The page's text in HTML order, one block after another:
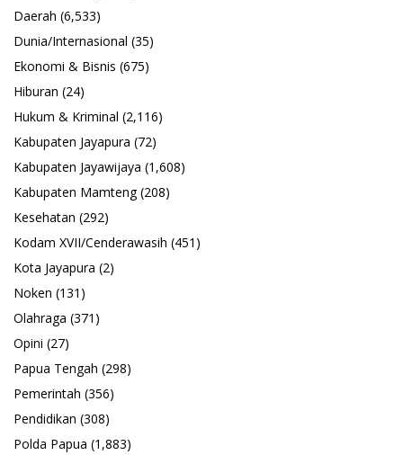
Daerah (6,533)
Dunia/Internasional (35)
Ekonomi & Bisnis (675)
Hiburan (24)
Hukum & Kriminal (2,116)
Kabupaten Jayapura (72)
Kabupaten Jayawijaya (1,608)
Kabupaten Mamteng(208)
Kesehatan (292)
Kodam XVII/Cenderawasih (451)
Kota Jayapura (2)
Noken (131)
Olahraga (371)
Opini (27)
Papua Tengah (298)
Pemerintah (356)
Pendidikan (308)
Polda Papua (1,883)